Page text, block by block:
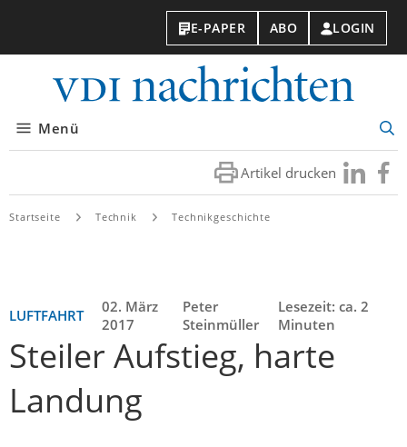
E-PAPER ABO LOGIN
Menü
Artikel drucken Besuchen
Sie
Sie
Startseite Technik Technikgeschichte
LUFTFAHRT
02. März
2017
Peter
Steinmüller
Lesezeit: ca. 2
Minuten
Steiler Aufstieg, harte
Landung